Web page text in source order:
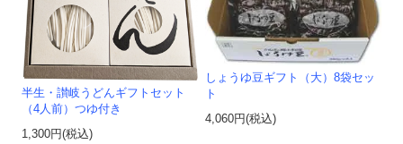
半生・讃岐うどんギフトセット
（4人前）つゆ付き
1,300円(税込)
しょうゆ豆ギフト（大）8袋セッ
ト
4,060円(税込)